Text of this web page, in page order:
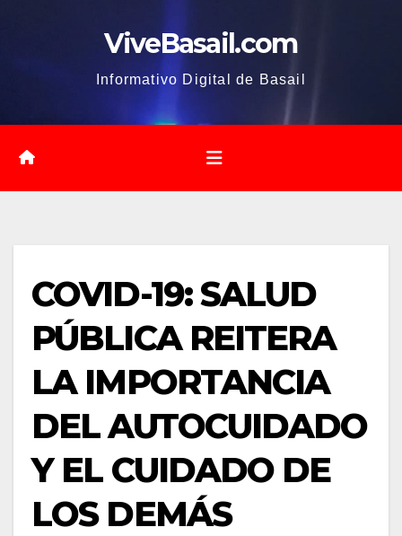
ViveBasail.com
Informativo Digital de Basail
COVID-19: SALUD
PÚBLICA REITERA
LA IMPORTANCIA
DEL AUTOCUIDADO
Y EL CUIDADO DE
LOS DEMÁS